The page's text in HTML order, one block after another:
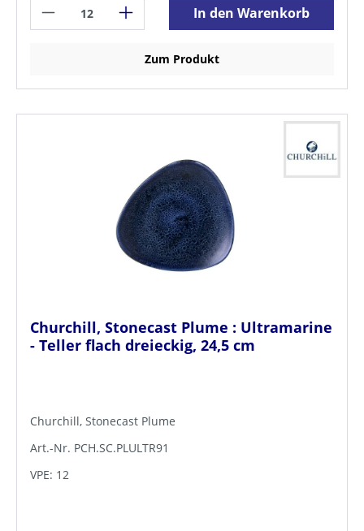
In den Warenkorb
Zum Produkt
Churchill, Stonecast Plume : Ultramarine
- Teller flach dreieckig, 24,5 cm
Churchill, Stonecast Plume
Art.-Nr. PCH.SC.PLULTR91
VPE: 12